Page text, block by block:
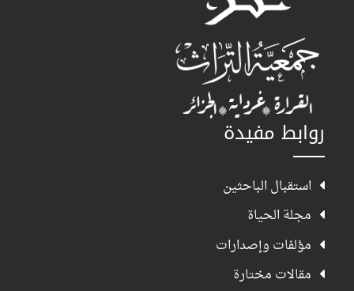
روابط مفيدة
استقبال الباحثين
مجلة الحياة
مؤلفات وإصدارات
مقالات مختارة